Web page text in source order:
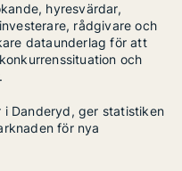
hyresvärdar,
rådgivare och
dataunderlag för att
och
i Danderyd, ger statistiken
för nya